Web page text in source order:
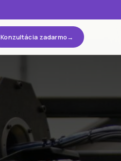
Konzultácia zadarmo